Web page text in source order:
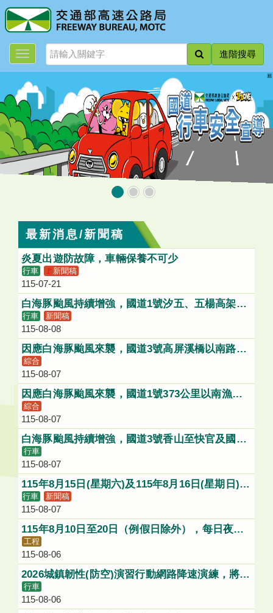
跳
到
主
進階搜尋
:::
最新消息/新聞稿
炎夏出遊防故障，車輛保養不可少
行車 🚩 新聞稿
115-07-21
白海豚颱風持續增強，國道1號汐五、五楊高架及
國5頭城蘇澳路段將可能採降速、禁行大型車或道
路封閉等管制
行車 新聞稿
115-08-08
因應白海豚颱風來襲，國道3號高屏溪橋以南路段
最高速限需配合降低、禁行大型車或路段封閉等管
制
綜合
115-08-07
因應白海豚颱風來襲，國道1號373公里以南漁港
高架路段最高速限需配合降低、禁行大型車或路段
封閉等管制
綜合
115-08-07
白海豚颱風持續增強，國道3號香山至快官及國道
4號清水端-豐勢，將可能採降速管制
行車
115-08-07
115年8月15日(星期六)及115年8月16日(星期日)，
每日8時至18時，施工封閉國道1號漁港高架（373
k+400~374k+320）及新生高架雙向全線(373k漁
港路(草衙路)出入口維持通行)，用路人請配合改
道行駛。
行車 新聞稿
115-08-07
115年8月10日至20日（例假日除外），每日夜間1
1時至翌日上午6時，施工封閉台64五股交流道聯
絡道進入國1北向入口匝道
工程
115-08-06
2026城鎮韌性(防空)演習行動網路降速演練，將影
響1968服務，請多加利用各類管道查詢國道路況
行車
115-08-06